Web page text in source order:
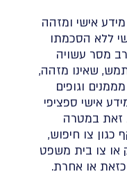
אישי ומזהה
ללא הסכמתו
מסר עשויה
שאינו מזהה,
וגופים
אישי ספציפי
במטרה
כגון צו חיפוש,
או צו בית משפט
או אחרת.